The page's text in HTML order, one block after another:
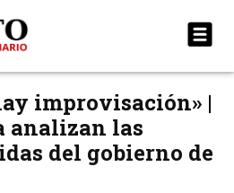
improvisación» |
analizan las
del gobierno de